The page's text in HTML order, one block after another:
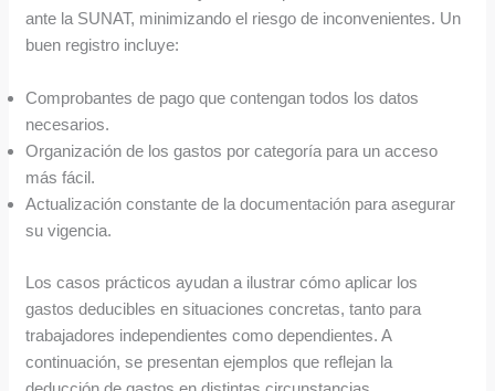
ante la SUNAT, minimizando el riesgo de inconvenientes. Un
buen registro incluye:
Comprobantes de pago que contengan todos los datos
necesarios.
Organización de los gastos por categoría para un acceso
más fácil.
Actualización constante de la documentación para asegurar
su vigencia.
Los casos prácticos ayudan a ilustrar cómo aplicar los
gastos deducibles en situaciones concretas, tanto para
trabajadores independientes como dependientes. A
continuación, se presentan ejemplos que reflejan la